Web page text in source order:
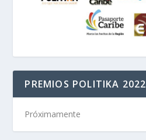
PREMIOS POLITIKA 2022
Próximamente